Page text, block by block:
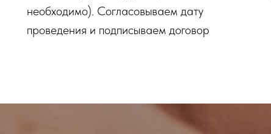
необходимо). Согласовываем дату
проведения и подписываем договор